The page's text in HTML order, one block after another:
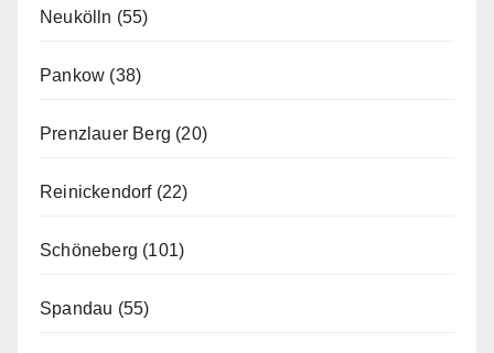
Neukölln (55)
Pankow (38)
Prenzlauer Berg (20)
Reinickendorf(22)
Schöneberg (101)
Spandau (55)